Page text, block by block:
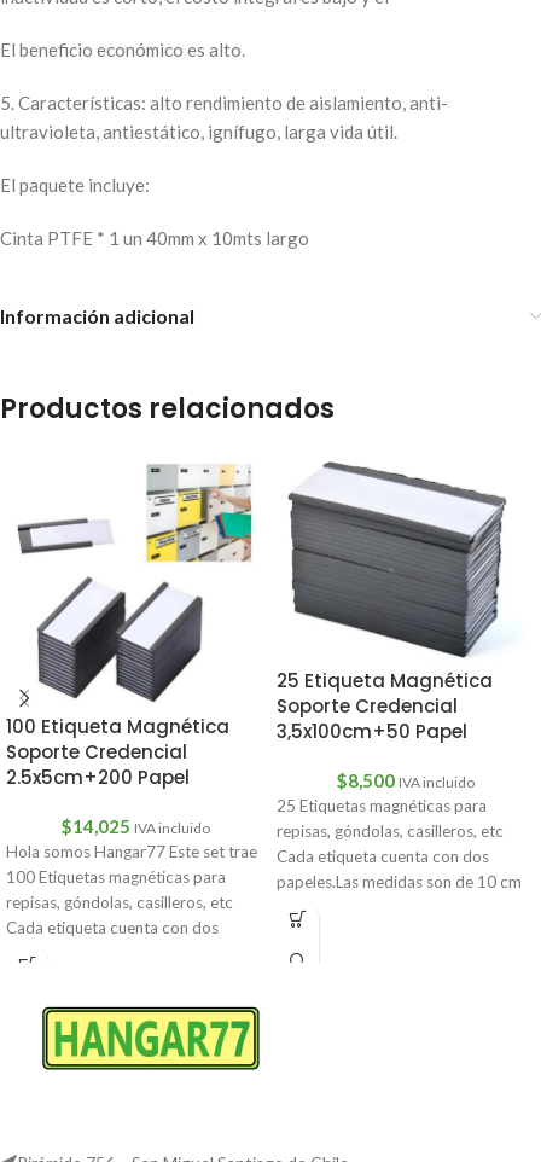
El beneficio económico es alto.
5. Características: alto rendimiento de aislamiento, anti-
ultravioleta, antiestático, ignífugo, larga vida útil.
El paquete incluye:
Cinta PTFE * 1 un 40mm x 10mts largo
Información adicional
Productos relacionados
100 Etiqueta Magnética
Soporte Credencial
2.5x5cm+200 Papel
$14,025 IVA incluido
Hola somos Hangar77 Este set trae
100 Etiquetas magnéticas para
repisas, góndolas, casilleros, etc
Cada etiqueta cuenta con dos
papeles.Las
25 Etiqueta Magnética
Soporte Credencial
3,5x100cm+50 Papel
$8,500 IVA incluido
25 Etiquetas magnéticas para
repisas, góndolas, casilleros, etc
Cada etiqueta cuenta con dos
papeles.Las medidas son de 10 cm